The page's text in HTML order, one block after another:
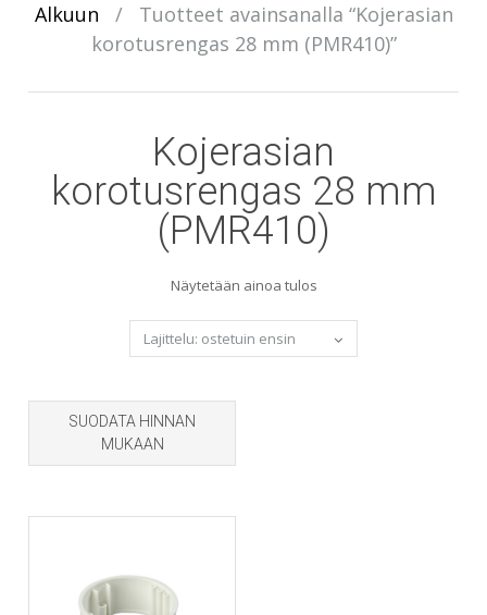
Alkuun /
Tuotteet avainsanalla “Kojerasian
korotusrengas 28 mm (PMR410)”
Kojerasian
korotusrengas 28 mm
(PMR410)
Näytetään ainoa tulos
SUODATA HINNAN
MUKAAN